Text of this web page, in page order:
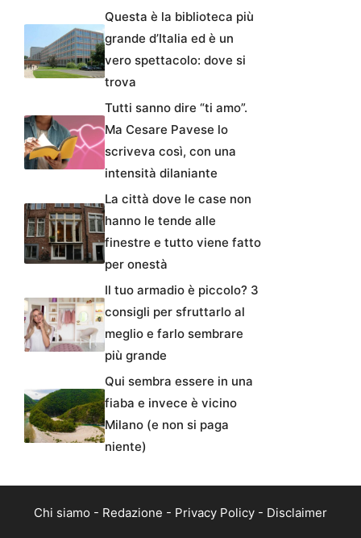
Questa è la biblioteca più
grande d’Italia ed è un
vero spettacolo: dove si
trova
Tutti sanno dire “ti amo”.
Ma Cesare Pavese lo
scriveva così, con una
intensità dilaniante
La città dove le case non
hanno le tende alle
finestre e tutto viene fatto
per onestà
Il tuo armadio è piccolo? 3
consigli per sfruttarlo al
meglio e farlo sembrare
più grande
Qui sembra essere in una
fiaba e invece è vicino
Milano (e non si paga
niente)
Chi siamo - Redazione - Privacy Policy - Disclaimer